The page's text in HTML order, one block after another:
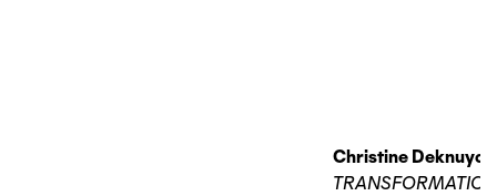
Christine Deknuydt
TRANSFORMATION